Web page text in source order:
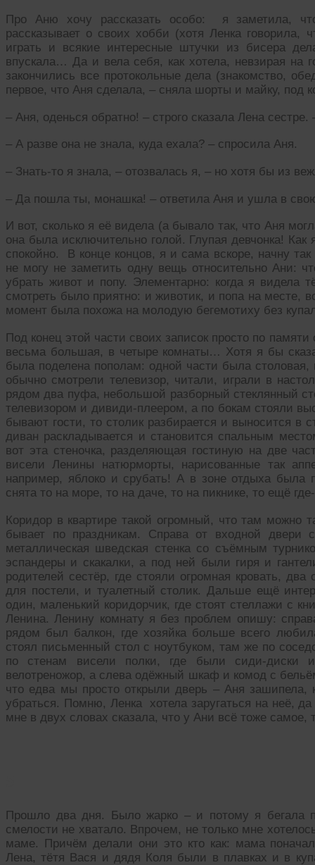
Про Аню хочу рассказать особо: я заметила,
рассказывает о своих хобби (хотя Ленка говорила,
играть и всякие интересные штучки из бисера
впускала… Да и вела себя, как хотела, невзирая на
закончились все протокольные дела (знакомство,
первое, что Аня сделала, – сняла шорты и майку, под
– Аня, оденься обратно! – строго сказала Лена
– А разве она не знала, куда ехала? – спросила Аня.
– Знать-то я знала, – отозвалась я, – но хотя бы из
– Да пошла ты, монашка! – ответила Аня и ушла в
И вот, сколько я её видела (а бывало так, что Аня
она была исключительно голой. Глупая девчонка!
спокойно. В конце концов, я и сама вскоре, начну
не могу не заметить одну вещь относительно Ани:
убрать живот и попу. Элементарно: когда я
смотреть было приятно: и животик, и попа на месте,
момент была похожа на молодую бегемотиху без
Под конец этой части своих записок просто по
весьма большая, в четыре комнаты… Хотя я бы
была поделена пополам: одной части была столовая,
обычно смотрели телевизор, читали, играли в
рядом два пуфа, небольшой разборный стеклянный
телевизором и дивиди-плеером, а по бокам стояли
бывают гости, то столик разбирается и выносится
диван раскладывается и становится спальным
вот эта стеночка, разделяющая гостиную на две
висели Ленины натюрморты, нарисованные так
например, яблоко и срубать! А в зоне отдыха была
снята то на море, то на даче, то на пикнике, то ещё
Коридор в квартире такой огромный, что там можно
бывает по праздникам. Справа от входной
металлическая шведская стенка со съёмным
эспандеры и скакалки, а под ней были гиря и
родителей сестёр, где стояли огромная кровать,
для постели, и туалетный столик. Дальше ещё
один, маленький коридорчик, где стоят стеллажи с
Ленина. Ленину комнату я без проблем опишу:
рядом был балкон, где хозяйка больше всего
стоял письменный стол с ноутбуком, там же по
по стенам висели полки, где были сиди-диски
велотреножор, а слева одёжный шкаф и комод с
что едва мы просто открыли дверь – Аня
убраться. Помню, Ленка хотела заругаться на неё,
мне в двух словах сказала, что у Ани всё тоже самое,
Прошло два дня. Было жарко – и потому я бегала
смелости не хватало. Впрочем, не только мне
маме. Причём делали они это кто как: мама
Лена, тётя Вася и дядя Коля были в плавках и в